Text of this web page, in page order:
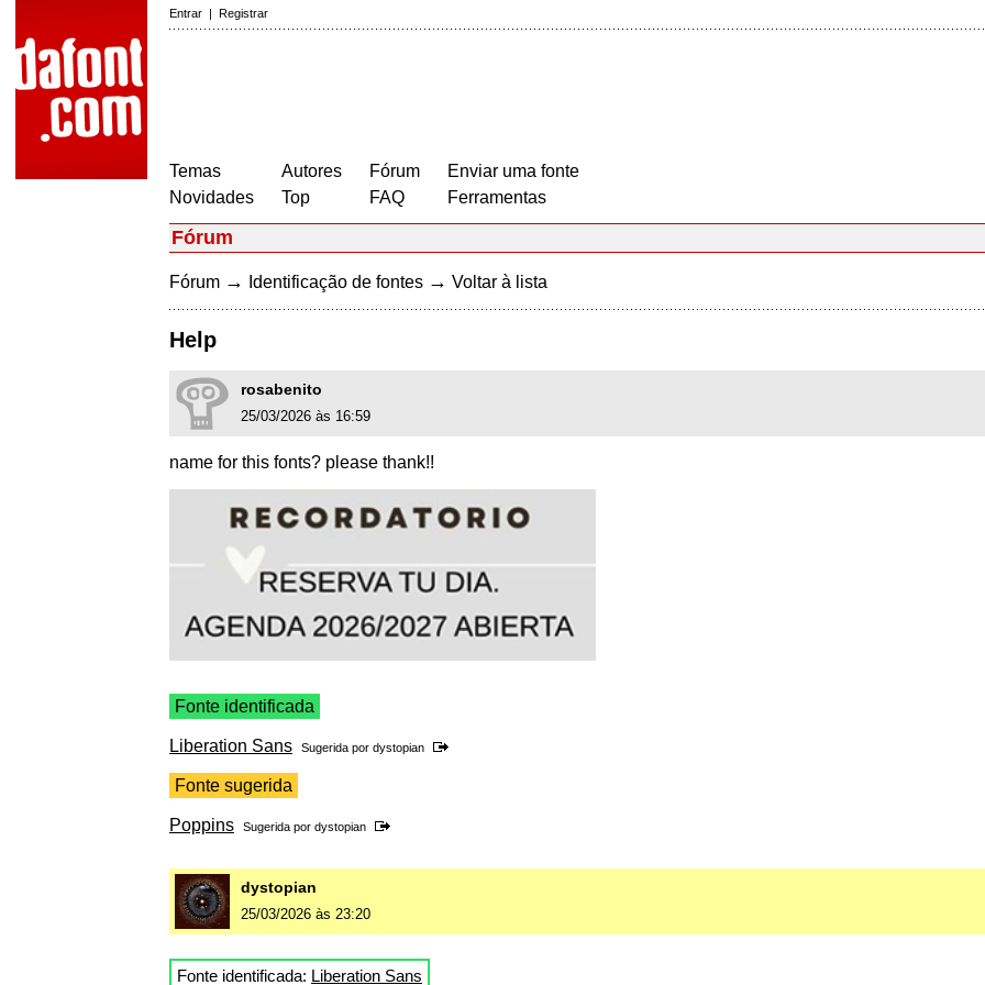
Entrar | Registrar
Temas
Novidades
Autores
Top
Fórum
FAQ
Enviar uma fonte
Ferramentas
Fórum
Fórum → Identificação de fontes → Voltar à lista
Help
rosabenito
25/03/2026 às 16:59
name for this fonts? please thank!!
Fonte identificada
Liberation Sans Sugerida por dystopian
Fonte sugerida
Poppins Sugerida por dystopian
dystopian
25/03/2026 às 23:20
Fonte identificada: Liberation Sans